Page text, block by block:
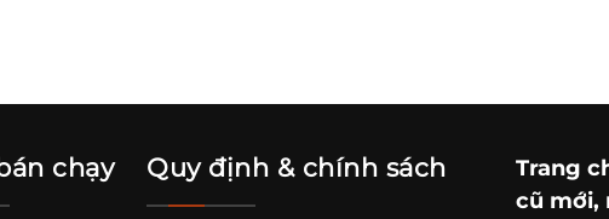
chạy Quy định & chính sách Trang
cũ mới,